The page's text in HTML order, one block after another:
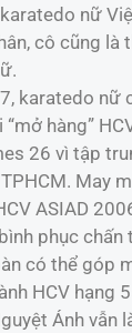
nữ
cô cũng là
karatedo nữ
hàng”
26 vì tập
May
ASIAD
phục
có thể góp
HCV hạng
Ánh vẫn